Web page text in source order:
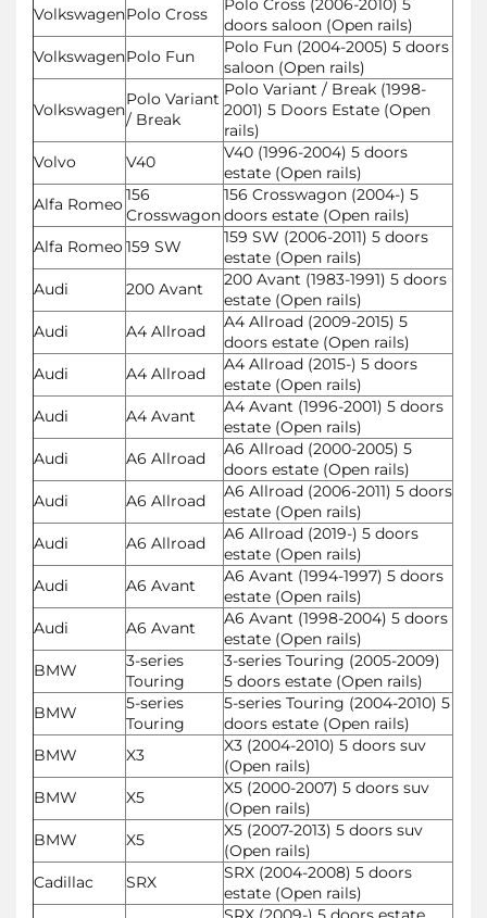
VolkswagenPolo Cross
Polo Cross (2006-2010) 5
doors saloon (Open rails)
VolkswagenPolo Fun
Polo Fun (2004-2005) 5 doors
saloon (Open rails)
Volkswagen
Polo Variant
/ Break
Polo Variant / Break (1998-
2001) 5 Doors Estate (Open
rails)
Volvo
V40
V40 (1996-2004) 5 doors
estate (Open rails)
Alfa Romeo156
Crosswagon
156 Crosswagon (2004-) 5
doors estate (Open rails)
Alfa Romeo159 SW
159 SW (2006-2011) 5 doors
estate (Open rails)
Audi
200 Avant
200 Avant (1983-1991) 5 doors
estate (Open rails)
Audi
A4 Allroad
A4 Allroad (2009-2015) 5
doors estate (Open rails)
Audi
A4 Allroad
A4 Allroad (2015-) 5 doors
estate (Open rails)
Audi
A4 Avant
A4 Avant (1996-2001) 5 doors
estate (Open rails)
Audi
A6 Allroad
A6 Allroad (2000-2005) 5
doors estate (Open rails)
Audi
A6 Allroad
A6 Allroad (2006-2011) 5 doors
estate (Open rails)
Audi
A6 Allroad
A6 Allroad (2019-) 5 doors
estate (Open rails)
Audi
A6 Avant
A6 Avant (1994-1997) 5 doors
estate (Open rails)
Audi
A6 Avant
A6 Avant (1998-2004) 5 doors
estate (Open rails)
BMW
3-series
Touring
3-series Touring (2005-2009)
5 doors estate (Open rails)
BMW
5-series
Touring
5-series Touring (2004-2010) 5
doors estate (Open rails)
BMW
X3
X3 (2004-2010) 5 doors suv
(Open rails)
BMW
X5
X5 (2000-2007) 5 doors suv
(Open rails)
BMW
X5
X5 (2007-2013) 5 doors suv
(Open rails)
Cadillac
SRX
SRX (2004-2008) 5 doors
estate (Open rails)